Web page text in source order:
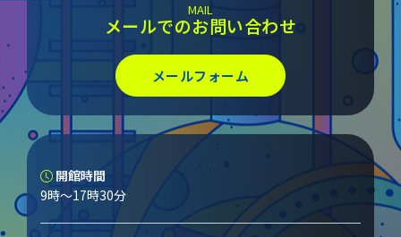
MAIL
メールでのお問い合わせ
メールフォーム
開館時間
9時～17時30分